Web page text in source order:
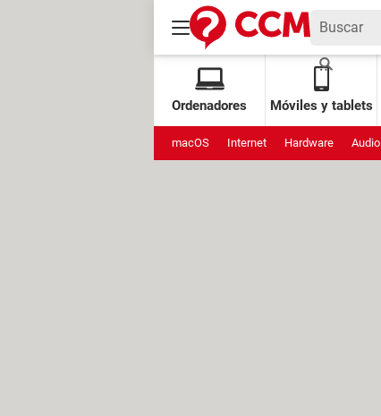
Ordenadores Móviles y tablets
macOS Internet Hardware Audio